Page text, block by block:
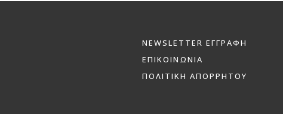
NEWSLETTER ΕΓΓΡΑΦΗ
ΕΠΙΚΟΙΝΩΝΙΑ
ΠΟΛΙΤΙΚΗ ΑΠΟΡΡΗΤΟΥ